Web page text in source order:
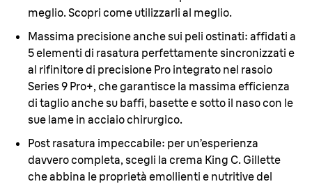
meglio. Scopri come utilizzarli al meglio.
Massima precisione anche sui peli ostinati: affidati a
5 elementi di rasatura perfettamente sincronizzati e
al rifinitore di precisione Pro integrato nel rasoio
Series 9 Pro+, che garantisce la massima efficienza
di taglio anche su baffi, basette e sotto il naso con le
sue lame in acciaio chirurgico.
Post rasatura impeccabile: per un’esperienza
davvero completa, scegli la crema King C. Gillette
che abbina le proprietà emollienti e nutritive del